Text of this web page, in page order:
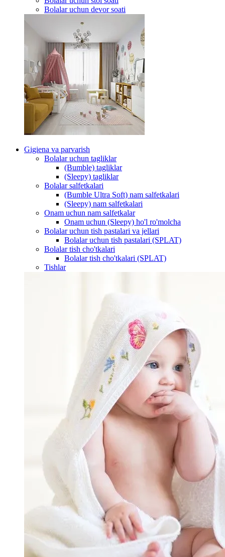
Bolalar uchun devor soati
Gigiena va parvarish
Bolalar uchun tagliklar
(Bumble) tagliklar
(Sleepy) tagliklar
Bolalar salfetkalari
(Bumble Ultra Soft) nam salfetkalari
(Sleepy) nam salfetkalari
Onam uchun nam salfetkalar
Onam uchun (Sleepy) ho'l ro'molcha
Bolalar uchun tish pastalari va jellari
Bolalar uchun tish pastalari (SPLAT)
Bolalar tish cho'tkalari
Bolalar tish cho'tkalari (SPLAT)
Tishlar